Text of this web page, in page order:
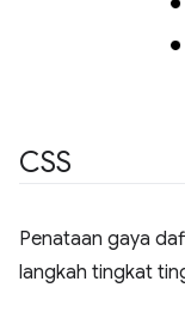
CSS
Penataan gaya
langkah tingkat